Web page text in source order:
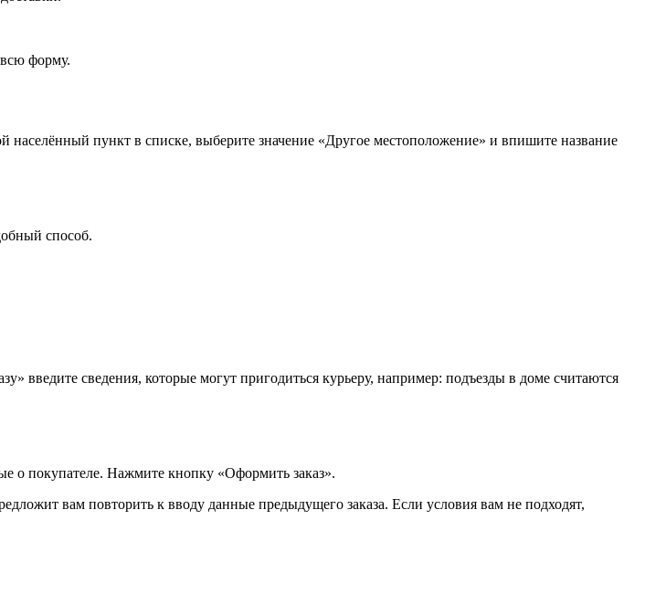
форму.
пункт в списке, выберите значение «Другое местоположение» и впишите название
способ.
введите сведения, которые могут пригодиться курьеру, например: подъезды в доме считаются
о покупателе. Нажмите кнопку «Оформить заказ».
вам повторить к вводу данные предыдущего заказа. Если условия вам не подходят,